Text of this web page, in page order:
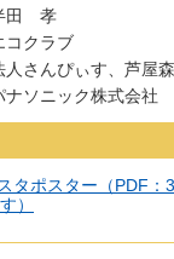
田 孝
コクラブ
さんぴぃす、芦屋
ナソニック株式会社
タポスター（PDF：
）